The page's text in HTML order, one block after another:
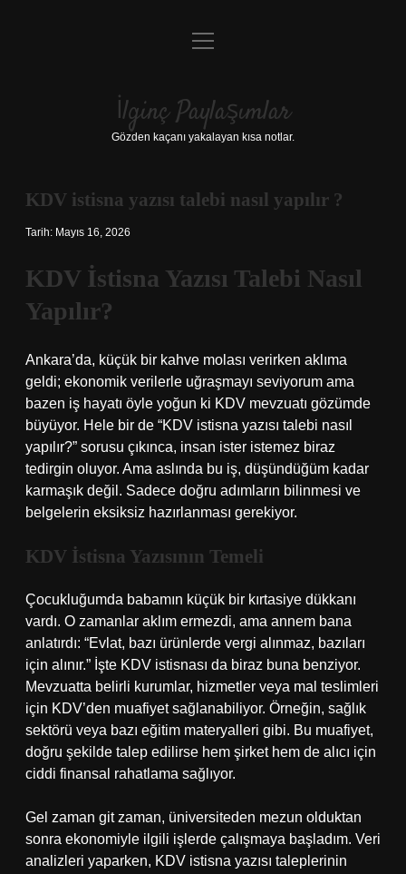
Anasayfa
Yasal Uyarı
menüyü
İlginç Paylaşımlar
Gözden kaçanı yakalayan kısa notlar.
KDV istisna yazısı talebi nasıl yapılır ?
Tarih: Mayıs 16, 2026
KDV İstisna Yazısı Talebi Nasıl
Yapılır?
Ankara’da, küçük bir kahve molası verirken aklıma
geldi; ekonomik verilerle uğraşmayı seviyorum ama
bazen iş hayatı öyle yoğun ki KDV mevzuatı gözümde
büyüyor. Hele bir de “KDV istisna yazısı talebi nasıl
yapılır?” sorusu çıkınca, insan ister istemez biraz
tedirgin oluyor. Ama aslında bu iş, düşündüğüm kadar
karmaşık değil. Sadece doğru adımların bilinmesi ve
belgelerin eksiksiz hazırlanması gerekiyor.
KDV İstisna Yazısının Temeli
Çocukluğumda babamın küçük bir kırtasiye dükkanı
vardı. O zamanlar aklım ermezdi, ama annem bana
anlatırdı: “Evlat, bazı ürünlerde vergi alınmaz, bazıları
için alınır.” İşte KDV istisnası da biraz buna benziyor.
Mevzuatta belirli kurumlar, hizmetler veya mal teslimleri
için KDV’den muafiyet sağlanabiliyor. Örneğin, sağlık
sektörü veya bazı eğitim materyalleri gibi. Bu muafiyet,
doğru şekilde talep edilirse hem şirket hem de alıcı için
ciddi finansal rahatlama sağlıyor.
Gel zaman git zaman, üniversiteden mezun olduktan
sonra ekonomiyle ilgili işlerde çalışmaya başladım. Veri
analizleri yaparken, KDV istisna yazısı taleplerinin